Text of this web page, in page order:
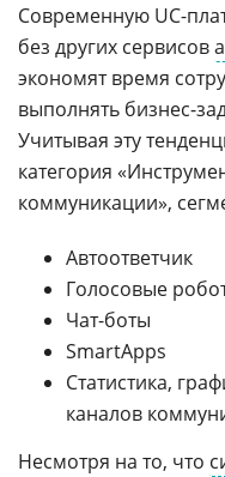
Современную UC-
без других сервисов
экономят время
выполнять бизнес-
Учитывая эту
категория
коммуникации»,
Автоответчик
Голосовые
Чат-боты
SmartApps
Статистика,
каналов
Несмотря на то, что